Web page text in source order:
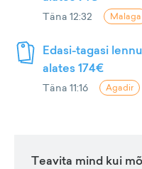
Täna 12:32 Malaga
Edasi-tagasi
alates 174€
Täna 11:16 Agadir
Teavita mind kui